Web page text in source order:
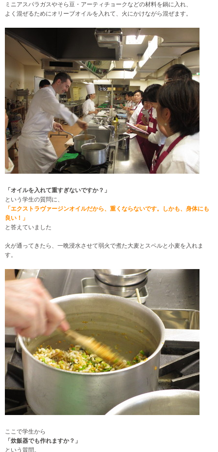
ミニアスパラガスやそら豆・アーティチョークなどの材料を鍋に入れ、
よく混ぜるためにオリーブオイルを入れて、火にかけながら混ぜます。
「オイルを入れて重すぎないですか？」
という学生の質問に、
「エクストラヴァージンオイルだから、重くならないです。
しかも、身体にも
良い！」
と答えていました
火が通ってきたら、一晩浸水させて弱火で煮た大麦とスペルと小麦を入れま
す。
ここで学生から
「炊飯器でも作れますか？」
という質問。